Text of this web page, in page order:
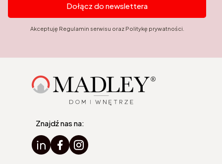
Dołącz do newslettera
Akceptuję Regulamin serwisu oraz Politykę prywatności.
Znajdź nas na: